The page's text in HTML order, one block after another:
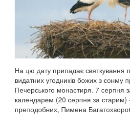
На цю дату припадає святкування
видатних угодників божих з сонму
Печерського монастиря. 7 серпня
календарем (20 серпня за старим)
преподобних, Пимена